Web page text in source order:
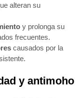
alteran su
y prolonga su
frecuentes.
causados por la
y antimoho